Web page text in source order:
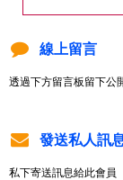
線上留言
透過下方留言板留下公
發送私人訊
私下寄送訊息給此會員